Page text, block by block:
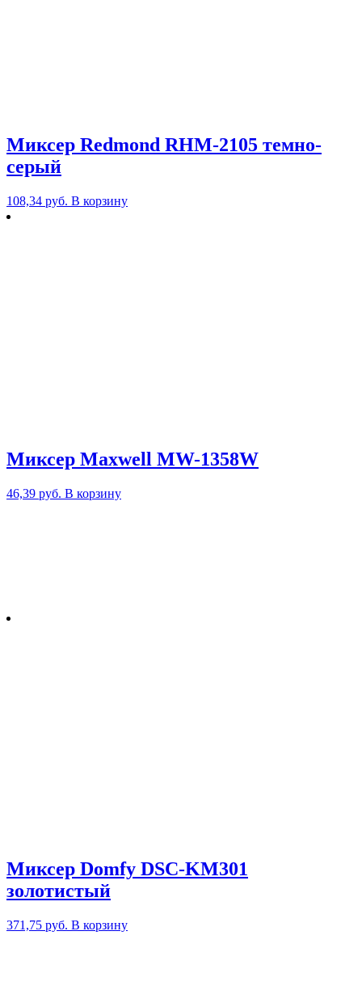
Миксер Redmond RHM-2105 темно-
серый
108,34 руб. В корзину
Миксер Maxwell MW-1358W
46,39 руб. В корзину
Миксер Domfy DSC-KM301
золотистый
371,75 руб. В корзину